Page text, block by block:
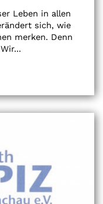
Leben in allen
sich, wie
merken. Denn